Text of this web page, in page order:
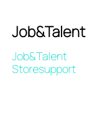
Job&Talent
Job&Talent
Storesupport